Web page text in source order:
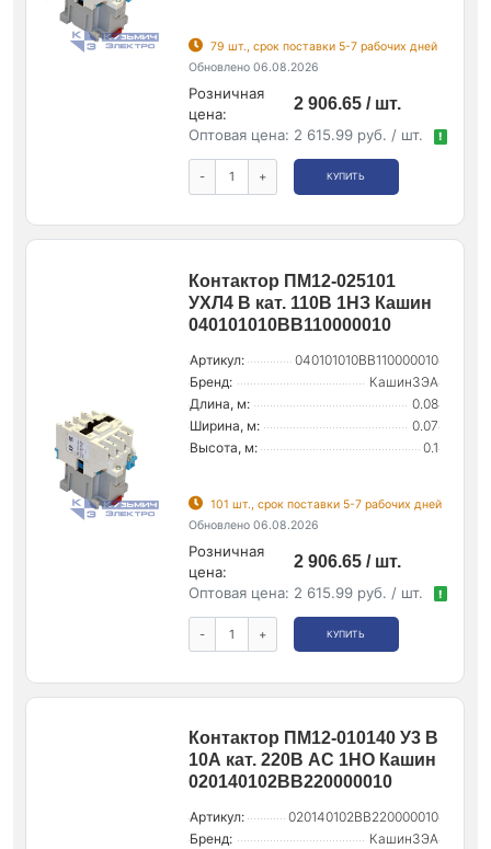
79 шт., срок поставки 5-7 рабочих дней
Обновлено 06.08.2026
Розничная
цена:
2 906.65 / шт.
Оптовая цена: 2 615.99 руб. / шт. !
- + КУПИТЬ
Контактор ПМ12-025101
УХЛ4 В кат. 110В 1НЗ Кашин
040101010ВВ110000010
Артикул:
040101010ВВ110000010
Бренд:
КашинЗЭА
Длина, м:
0.08
Ширина, м:
0.07
Высота, м:
0.1
101 шт., срок поставки 5-7 рабочих дней
Обновлено 06.08.2026
Розничная
цена:
2 906.65 / шт.
Оптовая цена: 2 615.99 руб. / шт. !
- + КУПИТЬ
Контактор ПМ12-010140 У3 В
10А кат. 220В AC 1НО Кашин
020140102ВВ220000010
Артикул:
020140102ВВ220000010
Бренд:
КашинЗЭА